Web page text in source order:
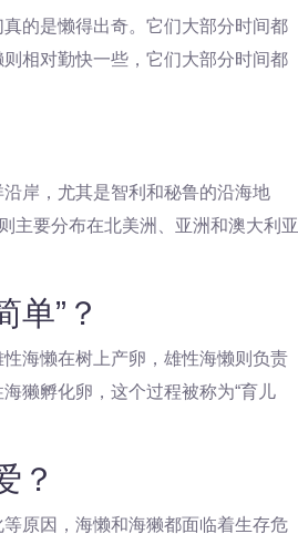
的是懒得出奇。它们大部分时间都
相对勤快一些，它们大部分时间都
岸，尤其是智利和秘鲁的沿海地
主要分布在北美洲、亚洲和澳大利亚
单”？
海懒在树上产卵，雄性海懒则负责
獭孵化卵，这个过程被称为“育儿
？
原因，海懒和海獭都面临着生存危